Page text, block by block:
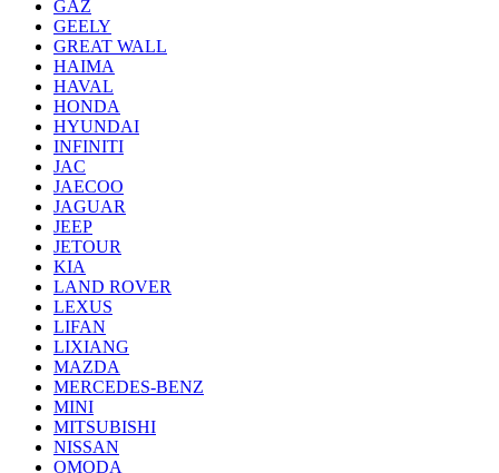
GAZ
GEELY
GREAT WALL
HAIMA
HAVAL
HONDA
HYUNDAI
INFINITI
JAC
JAECOO
JAGUAR
JEEP
JETOUR
KIA
LAND ROVER
LEXUS
LIFAN
LIXIANG
MAZDA
MERCEDES-BENZ
MINI
MITSUBISHI
NISSAN
OMODA